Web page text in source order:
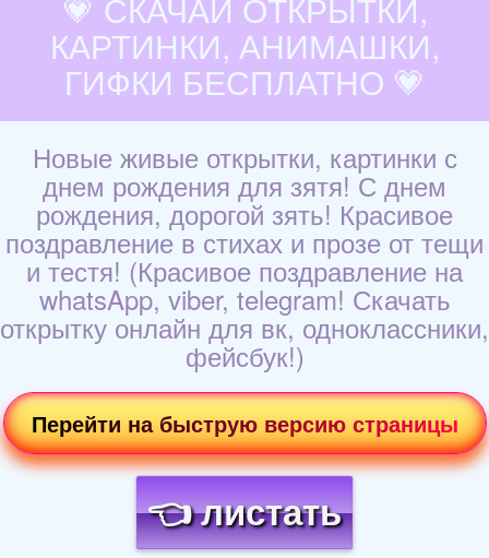
💗 СКАЧАЙ ОТКРЫТКИ,
КАРТИНКИ, АНИМАШКИ,
ГИФКИ БЕСПЛАТНО 💗
Новые живые открытки, картинки с
днем рождения для зятя! С днем
рождения, дорогой зять! Красивое
поздравление в стихах и прозе от тещи
и тестя! (Красивое поздравление на
whatsApp, viber, telegram! Скачать
открытку онлайн для вк, одноклассники,
фейсбук!)
Перейти на быструю версию страницы
👈 листать